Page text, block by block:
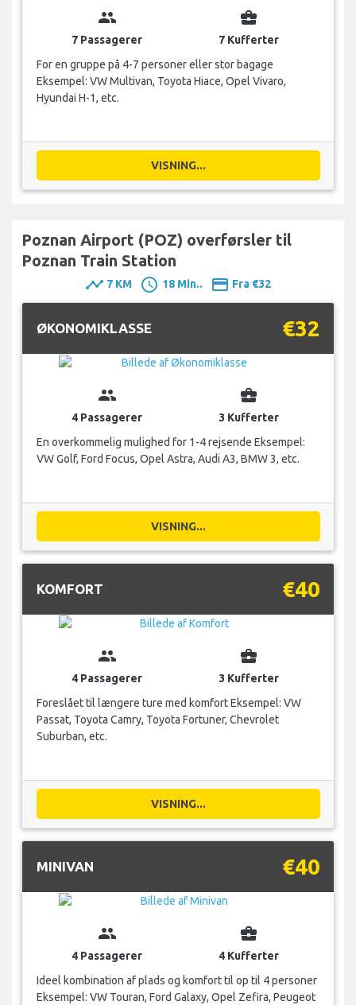
group
7 Passagerer
business_center
7 Kufferter
For en gruppe på 4-7 personer eller stor bagage
Eksempel: VW Multivan, Toyota Hiace, Opel Vivaro,
Hyundai H-1, etc.
VISNING...
Poznan Airport (POZ) overførsler til
Poznan Train Station
timeline 7 KM schedule 18 Min.. payment Fra €32
ØKONOMIKLASSE €32
group
4 Passagerer
business_center
3 Kufferter
En overkommelig mulighed for 1-4 rejsende Eksempel:
VW Golf, Ford Focus, Opel Astra, Audi A3, BMW 3, etc.
VISNING...
KOMFORT €40
group
4 Passagerer
business_center
3 Kufferter
Foreslået til længere ture med komfort Eksempel: VW
Passat, Toyota Camry, Toyota Fortuner, Chevrolet
Suburban, etc.
VISNING...
MINIVAN €40
group
4 Passagerer
business_center
4 Kufferter
Ideel kombination af plads og komfort til op til 4 personer
Eksempel: VW Touran, Ford Galaxy, Opel Zefira, Peugeot